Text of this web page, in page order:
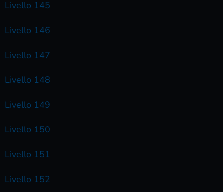
Livello 145
Livello 146
Livello 147
Livello 148
Livello 149
Livello 150
Livello 151
Livello 152